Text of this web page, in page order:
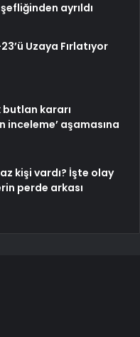
ayrıldı
Uzaya Fırlatıyor
butlan kararı
inceleme’ aşamasına
kişi vardı? İşte olay
perde arkası